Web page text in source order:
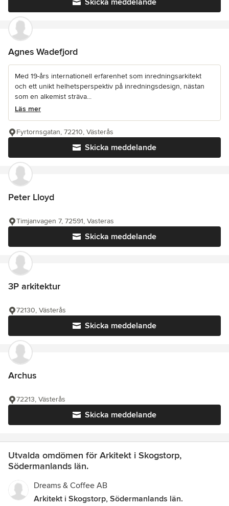
Skicka meddelande
Agnes Wadefjord
Med 19-års internationell erfarenhet som inredningsarkitekt
och ett unikt helhetsperspektiv på inredningsdesign, nästan
som en alkemist sträva...
Läs mer
Skicka meddelande
Fyrtornsgatan, 72210, Västerås
Peter Lloyd
Skicka meddelande
Timjanvagen 7, 72591, Vasteras
3P arkitektur
Skicka meddelande
72130, Västerås
Archus
Skicka meddelande
72213, Västerås
Utvalda omdömen för Arkitekt i Skogstorp,
Södermanlands län.
Dreams & Coffee AB
Arkitekt i Skogstorp, Södermanlands län.